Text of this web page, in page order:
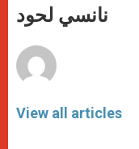
p
p e
o
k
نانسي لحود
View all articles